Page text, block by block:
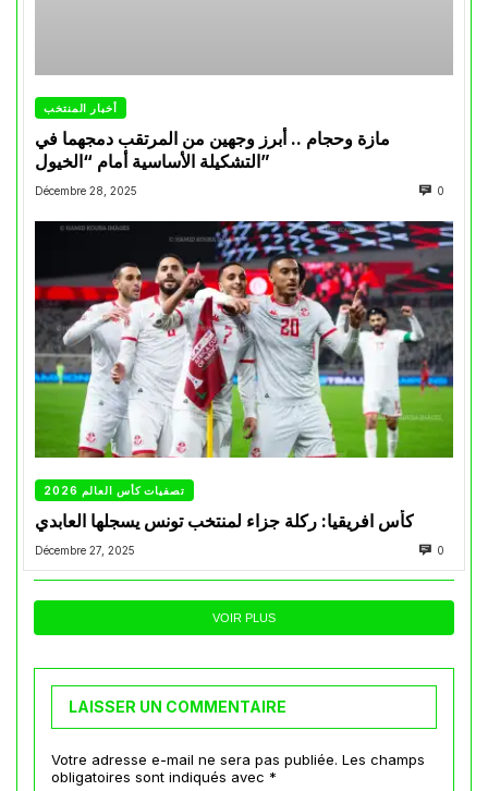
أخبار المنتخب
مازة وحجام .. أبرز وجهين من المرتقب دمجهما في
التشكيلة الأساسية أمام “الخيول”
Décembre 28, 2025 0
تصفيات كأس العالم 2026
كأس افريقيا: ركلة جزاء لمنتخب تونس يسجلها العابدي
Décembre 27, 2025 0
VOIR PLUS
LAISSER UN COMMENTAIRE
Votre adresse e-mail ne sera pas publiée. Les champs
obligatoires sont indiqués avec *